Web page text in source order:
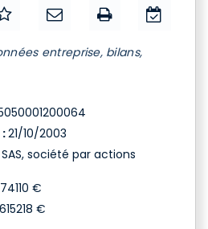
entreprise, bilans,
21/10/2003
SAS, société par actions
€
€